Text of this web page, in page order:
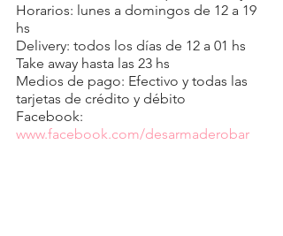
Horarios: lunes a domingos de 12 a 19
hs
Delivery: todos los días de 12 a 01 hs
Take away hasta las 23 hs
Medios de pago: Efectivo y todas las
tarjetas de crédito y débito
Facebook:
www.facebook.com/desarmaderobar